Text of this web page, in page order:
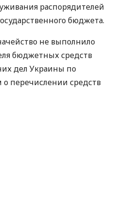
распорядителей
бюджета.
не выполнило
бюджетных средств
дел Украины по
перечислении средств